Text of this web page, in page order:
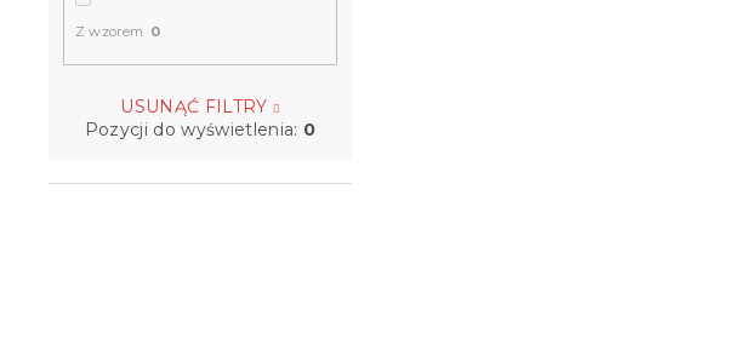
Z wzorem 0
USUNĄĆ FILTRY
Pozycji do wyświetlenia: 0